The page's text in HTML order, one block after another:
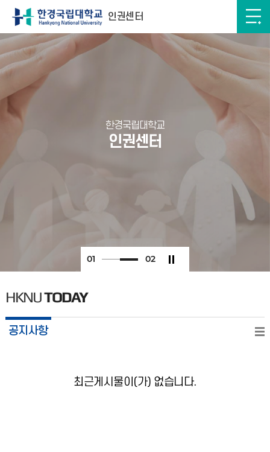
인권센터
한경국립대학교
인권센터
01 02
HKNUTODAY
공지사항
최근게시물이(가) 없습니다.